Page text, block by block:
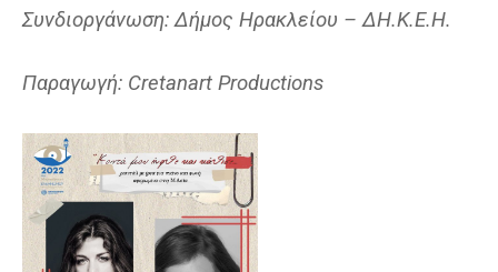
Συνδιοργάνωση: Δήμος Ηρακλείου – ΔΗ.Κ.Ε.Η.
Παραγωγή: Cretanart Productions